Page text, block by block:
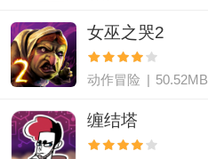
女巫之哭2
动作冒险 | 50.52MB
缠结塔